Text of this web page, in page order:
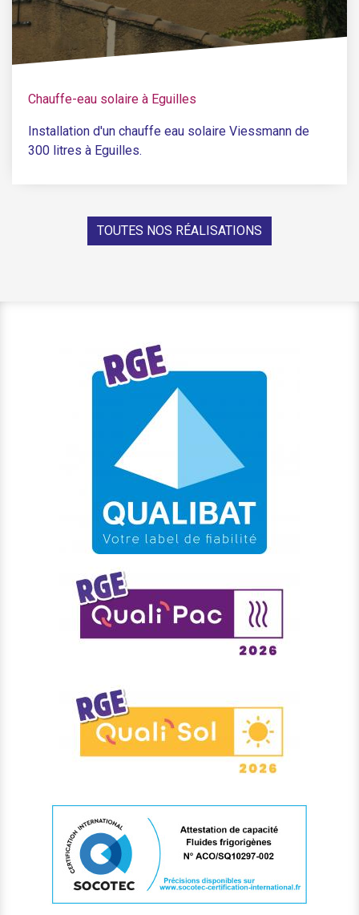
Chauffe-eau solaire à Eguilles
Installation d'un chauffe eau solaire Viessmann de
300 litres à Eguilles.
TOUTES NOS RÉALISATIONS